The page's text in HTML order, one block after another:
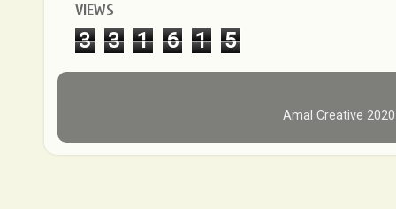
VIEWS
3 3 1 6 1 5
Amal Creative